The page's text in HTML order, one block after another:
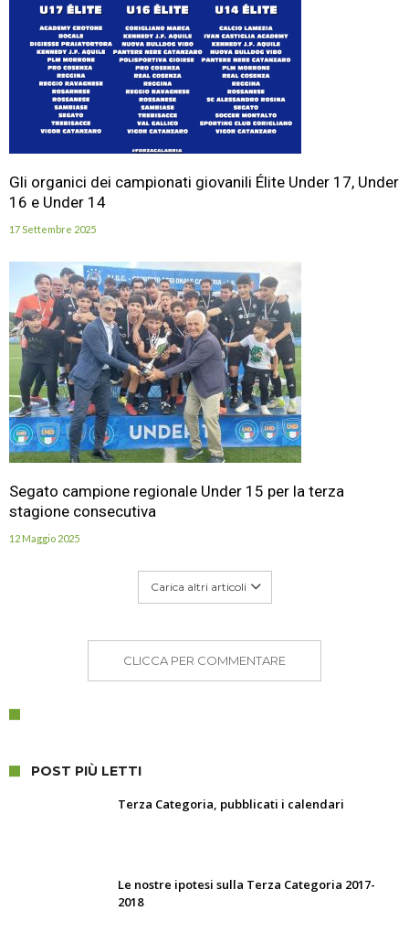
Gli organici dei campionati giovanili Élite Under 17, Under
16 e Under 14
17 Settembre 2025
Segato campione regionale Under 15 per la terza
stagione consecutiva
12 Maggio 2025
Carica altri articoli
CLICCA PER COMMENTARE
POST PIÙ LETTI
Terza Categoria, pubblicati i calendari
Le nostre ipotesi sulla Terza Categoria 2017-
2018